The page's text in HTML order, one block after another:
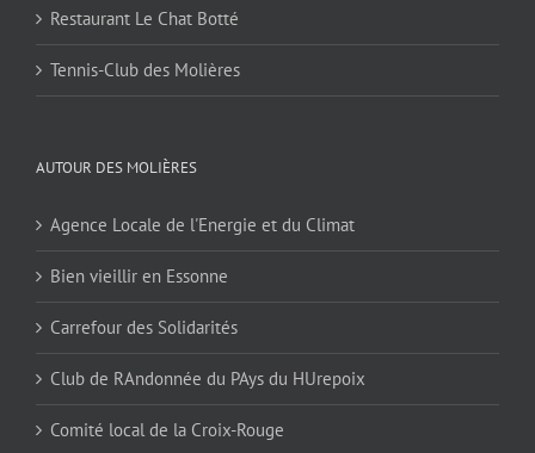
Restaurant Le Chat Botté
Tennis-Club des Molières
AUTOUR DES MOLIÈRES
Agence Locale de l'Energie et du Climat
Bien vieillir en Essonne
Carrefour des Solidarités
Club de RAndonnée du PAys du HUrepoix
Comité local de la Croix-Rouge